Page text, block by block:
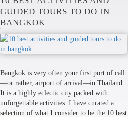
GUIDED TOURS TO DO IN
BANGKOK
Bangkok is very often your first port of call
—or rather, airport of arrival—in Thailand.
It is a highly eclectic city packed with
unforgettable activities. I have curated a
selection of what I consider to be the 10 best